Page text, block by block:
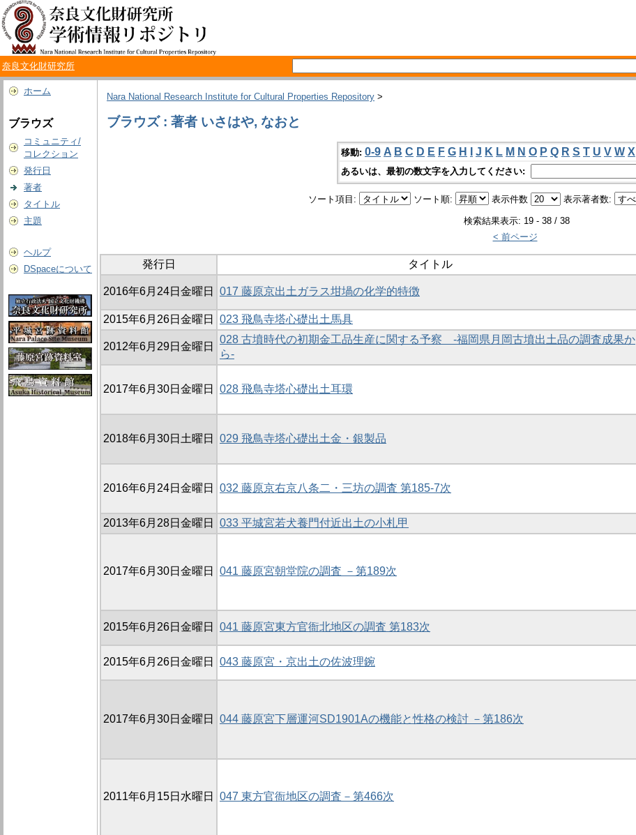
奈良文化財研究所
ホーム
ブラウズ
コミュニティ/
コレクション
発行日
著者
タイトル
主題
ヘルプ
DSpaceについて
Nara National Research Institute for Cultural Properties Repository >
ブラウズ : 著者 いさはや, なおと
移動: 0-9 A B C D E F G H J K L M N O P Q R S T U V W X
あるいは、最初の数文字を入力してください:
ソート項目: ソート順: 表示件数 表示著者数:
検索結果表示: 19 - 38 / 38
< 前ページ
発行日 タイトル
2016年6月24日金曜日 017 藤原京出土ガラス坩堝の化学的特徴
2015年6月26日金曜日
023 飛鳥寺塔心礎出土馬具
2012年6月29日金曜日
028 古墳時代の初期金工品生産に関する予察 -福岡県月岡古墳出土品の調査成果か
ら-
2017年6月30日金曜日 028 飛鳥寺塔心礎出土耳環
2018年6月30日土曜日 029 飛鳥寺塔心礎出土金・銀製品
2016年6月24日金曜日 032 藤原京右京八条二・三坊の調査 第185-7次
2013年6月28日金曜日
033 平城宮若犬養門付近出土の小札甲
2017年6月30日金曜日 041 藤原宮朝堂院の調査 －第189次
2015年6月26日金曜日 041 藤原宮東方官衙北地区の調査 第183次
2015年6月26日金曜日 043 藤原宮・京出土の佐波理鋺
2017年6月30日金曜日 044 藤原宮下層運河SD1901Aの機能と性格の検討 －第186次
2011年6月15日水曜日 047 東方官衙地区の調査－第466次